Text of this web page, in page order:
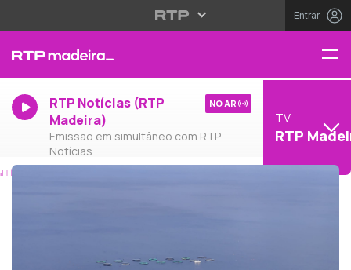
Entrar
RTP Notícias (RTP
Madeira)
Emissão em simultâneo com RTP
Notícias
NO AR
TV
RTP